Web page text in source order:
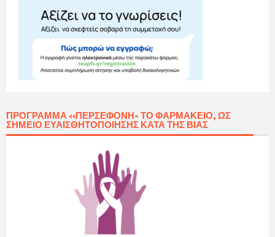
ΠΡΌΓΡΑΜΜΑ «ΠΕΡΣΕΦΌΝΗ- ΤΟ ΦΑΡΜΑΚΕΊΟ, ΩΣ
ΣΗΜΕΊΟ ΕΥΑΙΣΘΗΤΟΠΟΊΗΣΗΣ ΚΑΤΆ ΤΗΣ ΒΊΑΣ